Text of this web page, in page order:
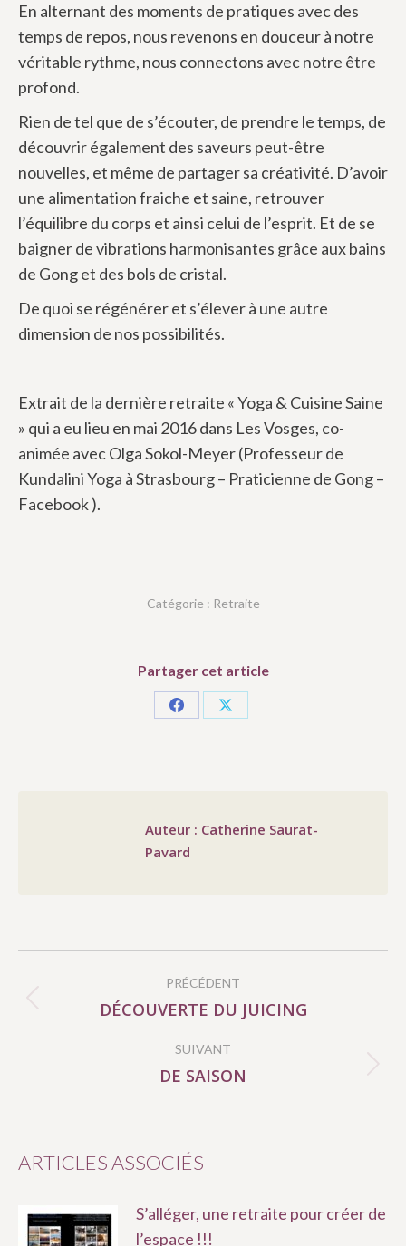
En alternant des moments de pratiques avec des
temps de repos, nous revenons en douceur à notre
véritable rythme, nous connectons avec notre être
profond.
Rien de tel que de s’écouter, de prendre le temps, de
découvrir également des saveurs peut-être
nouvelles, et même de partager sa créativité. D’avoir
une alimentation fraiche et saine, retrouver
l’équilibre du corps et ainsi celui de l’esprit. Et de se
baigner de vibrations harmonisantes grâce aux bains
de Gong et des bols de cristal.
De quoi se régénérer et s’élever à une autre
dimension de nos possibilités.
Extrait de la dernière retraite « Yoga & Cuisine Saine
» qui a eu lieu en mai 2016 dans Les Vosges, co-
animée avec Olga Sokol-Meyer (Professeur de
Kundalini Yoga à Strasbourg – Praticienne de Gong –
Facebook ).
Catégorie : Retraite
Partager cet article
PartagerPartager
Auteur : Catherine Saurat-
Pavard
ARTICLE
PRÉCÉDENT
Article
:
DÉCOUVERTE DU JUICING
SUIVANT
Article
DE SAISON
ARTICLES ASSOCIÉS
S’alléger, une retraite pour créer de
l’espace !!!